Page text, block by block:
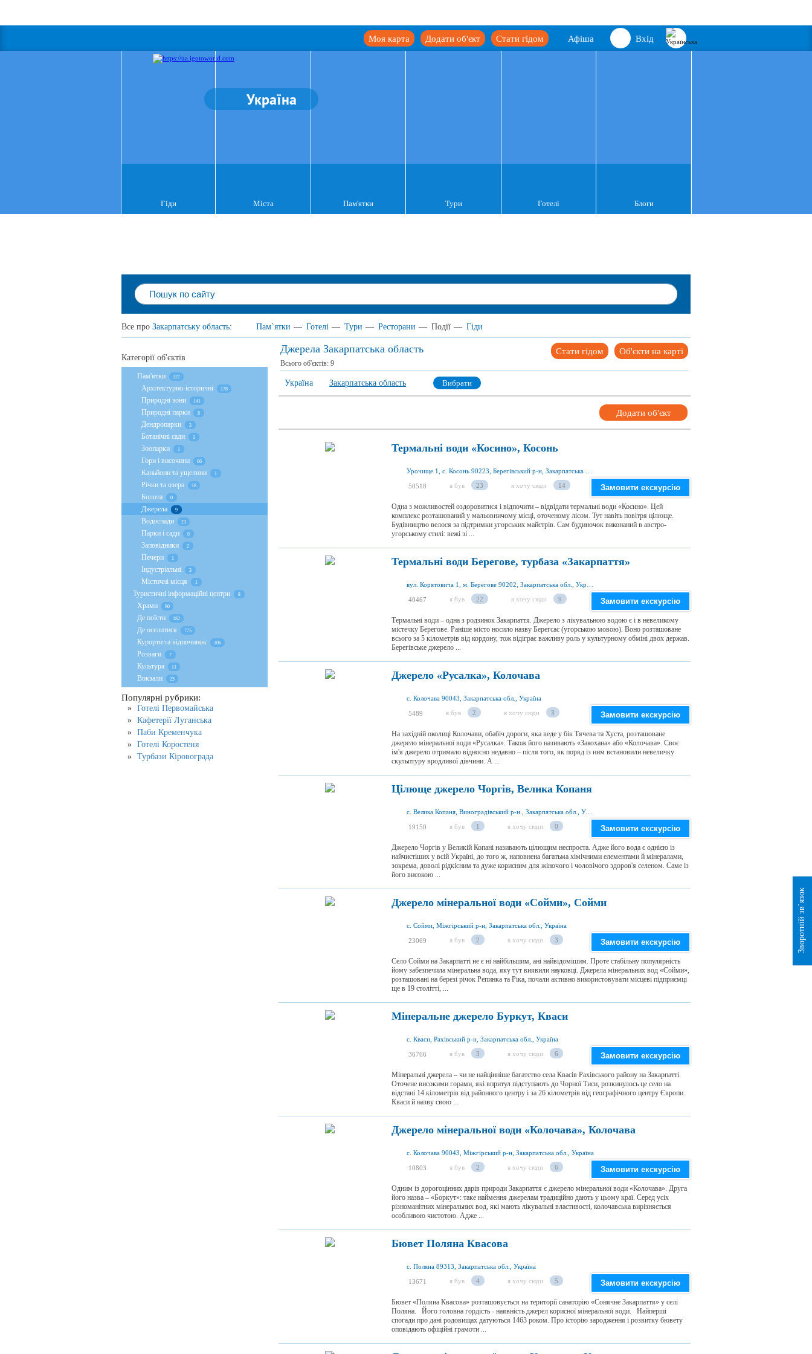
Вхід
Афіша
Стати гідом
Додати об'єкт
Моя карта
Україна
Гіди Міста Пам'ятки Тури Готелі Блоги
Все про Закарпатську область: Пам`ятки — Готелі — Тури — Ресторани — Події — Гіди
Джерела Закарпатська область Об'єкти на карті
Стати гідом
Всього об'єктів: 9
Україна Закарпатська область Вибрати
Додати об'єкт
Термальні води «Косино», Косонь
50518 я був 23 я хочу сюди 14 Замовити екскурсію
Одна з можливостей оздоровитися і відпочити – відвідати термальні води «Косино». Цей
комплекс розташований у мальовничому місці, оточеному лісом. Тут навіть повітря цілюще.
Будівництво велося за підтримки угорських майстрів. Сам будиночок виконаний в австро-
угорському стилі: вежі зі ...
Термальні води Берегове, турбаза «Закарпаття»
40467 я був 22 я хочу сюди 9 Замовити екскурсію
Термальні води – одна з родзинок Закарпаття. Джерело з лікувальною водою є і в невеликому
містечку Берегове. Раніше місто носило назву Берегсас (угорською мовою). Воно розташоване
всього за 5 кілометрів від кордону, тож відіграє важливу роль у культурному обміні двох держав.
Берегівське джерело ...
Джерело «Русалка», Колочава
с. Колочава 90043, Закарпатська обл., Україна
5489 я був 2 я хочу сюди 3 Замовити екскурсію
На західній околиці Колочави, обабіч дороги, яка веде у бік Тячева та Хуста, розташоване
джерело мінеральної води «Русалка». Також його називають «Закохана» або «Колочава». Своє
ім'я джерело отримало відносно недавно – після того, як поряд із ним встановили невеличку
скульптуру вродливої дівчини. А ...
Цілюще джерело Чоргів, Велика Копаня
с. Велика Копаня, Виноградівський р-н., Закарпатська обл., Україна
19150 я був 1 я хочу сюди 0 Замовити екскурсію
Джерело Чоргів у Великій Копані називають цілющим неспроста. Адже його вода є однією із
найчистіших у всій Україні, до того ж, наповнена багатьма хімічними елементами й мінералами,
зокрема, доволі рідкісним та дуже корисним для жіночого і чоловічого здоров'я селеном. Саме із
його високою ...
Джерело мінеральної води «Сойми», Сойми
с. Сойми, Міжгірський р-н, Закарпатська обл., Україна
23069 я був 2 я хочу сюди 3 Замовити екскурсію
Село Сойми на Закарпатті не є ні найбільшим, ані найвідомішим. Проте стабільну популярність
йому забезпечила мінеральна вода, яку тут виявили науковці. Джерела мінеральних вод «Сойми»,
розташовані на березі річок Репинка та Ріка, почали активно використовувати місцеві підприємці
ще в 19 столітті, ...
Мінеральне джерело Буркут, Кваси
с. Кваси, Рахівський р-н, Закарпатська обл., Україна
36766 я був 3 я хочу сюди 6 Замовити екскурсію
Мінеральні джерела – чи не найцінніше багатство села Квасів Рахівського району на Закарпатті.
Оточене високими горами, які впритул підступають до Чорної Тиси, розкинулось це село на
відстані 14 кілометрів від районного центру і за 26 кілометрів від географічного центру Європи.
Кваси й назву свою ...
Джерело мінеральної води «Колочава», Колочава
с. Колочава 90043, Міжгірський р-н, Закарпатська обл., Україна
10803 я був 2 я хочу сюди 6 Замовити екскурсію
Одним із дорогоцінних дарів природи Закарпаття є джерело мінеральної води «Колочава». Друга
його назва – «Боркут»: таке наймення джерелам традиційно дають у цьому краї. Серед усіх
різноманітних мінеральних вод, які мають лікувальні властивості, колочавська вирізняється
особливою чистотою. Адже ...
Бювет Поляна Квасова
с. Поляна 89313, Закарпатська обл., Україна
13671 я був 4 я хочу сюди 5 Замовити екскурсію
Бювет «Поляна Квасова» розташовується на території санаторію «Сонячне Закарпаття» у селі
Поляна. Його головна гордість - наявність джерел корисної мінеральної води. Найперші
спогади про дані родовищах датуються 1463 роком. Про історію зародження і розвитку бювету
оповідають офіційні грамоти ...
Категорії об'єктів
Пам'ятки 327
Архітектурно-історичні 178
Природні зони 141
Природні парки 8
Дендропарки 3
Ботанічні сади 1
Зоопарки 1
Гори і височини 66
Каньйони та ущелини 1
Річки та озера 18
Болота 0
Джерела 9
Водоспади 23
Парки і сади 8
Заповідники 2
Печери 1
Індустріальні 3
Містичні місця 1
Туристичні інформаційні центри 8
Храми 90
Де поїсти 182
Де оселитися 775
Курорти та відпочинок 106
Розваги 7
Культура 11
Вокзали 25
Популярні рубрики:
Готелі Первомайська
Кафетерії Луганська
Паби Кременчука
Готелі Коростеня
Турбази Кіровограда
Зворотній зв`язок